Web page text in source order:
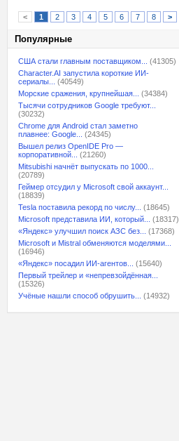
< 1 2 3 4 5 6 7 8 >
Популярные
США стали главным поставщиком...
(41305)
Character.AI запустила короткие ИИ-
сериалы...
(40549)
Морские сражения, крупнейшая...
(34384)
Тысячи сотрудников Google требуют...
(30232)
Chrome для Android стал заметно
плавнее: Google...
(24345)
Вышел релиз OpenIDE Pro —
корпоративной...
(21260)
Mitsubishi начнёт выпускать по 1000...
(20789)
Геймер отсудил у Microsoft свой аккаунт...
(18839)
Tesla поставила рекорд по числу...
(18645)
Microsoft представила ИИ, который...
(18317)
«Яндекс» улучшил поиск АЗС без...
(17368)
Microsoft и Mistral обменяются моделями...
(16946)
«Яндекс» посадил ИИ-агентов...
(15640)
Первый трейлер и «непревзойдённая...
(15326)
Учёные нашли способ обрушить...
(14932)